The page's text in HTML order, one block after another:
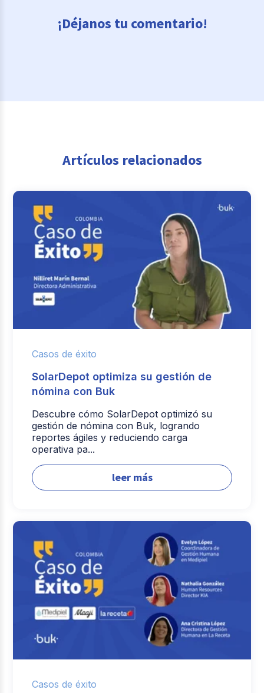
¡Déjanos tu comentario!
Artículos relacionados
Casos de éxito
SolarDepot optimiza su gestión de
nómina con Buk
Descubre cómo SolarDepot optimizó su
gestión de nómina con Buk, logrando
reportes ágiles y reduciendo carga
operativa pa...
leer más
Casos de éxito